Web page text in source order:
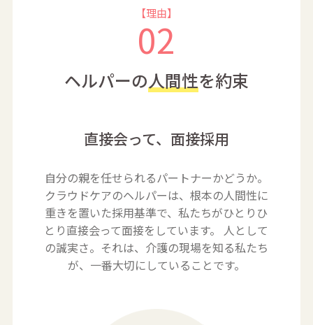
【理由】
02
ヘルパーの人間性を約束
直接会って、面接採用
自分の親を任せられるパートナーかどうか。
クラウドケアのヘルパーは、根本の人間性に
重きを置いた採用基準で、私たちがひとりひ
とり直接会って面接をしています。 人として
の誠実さ。それは、介護の現場を知る私たち
が、一番大切にしていることです。